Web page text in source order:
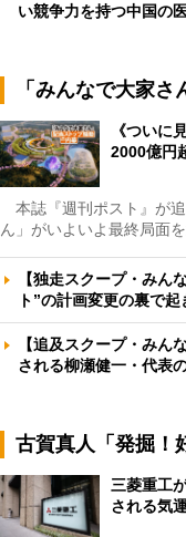
い競争力を持つ中国の
「みんなで大家
《ついに
2000億円
本誌『週刊ポスト』が
ん」がいよいよ最終局面
【独走スクープ・みん
ト”の計画変更の裏で
【追及スクープ・みん
される柳瀬健一・代表
古賀真人「発掘！
三菱重工
される気